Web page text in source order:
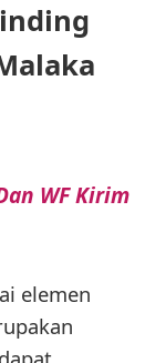
WF Kirim
elemen